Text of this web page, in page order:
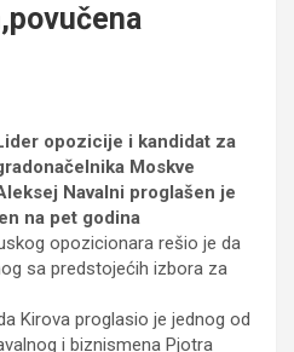
opozicije i kandidat za
Moskve
Navalni proglašen je
na pet godina
opozicionara rešio je da
sa predstojećih izbora za
Kirova proglasio je jednog od
i biznismena Pjotra